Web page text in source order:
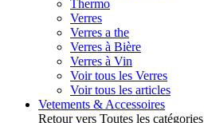
Thermo
Verres
Verres a the
Verres à Bière
Verres à Vin
Voir tous les Verres
Voir tous les articles
Vetements & Accessoires
Retour vers Toutes les catégories